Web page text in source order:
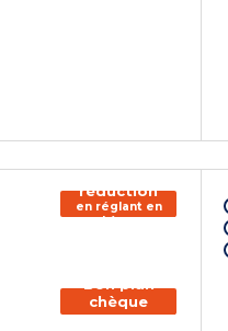
150€ de
réduction
en réglant en
chèque
chèque
vacances